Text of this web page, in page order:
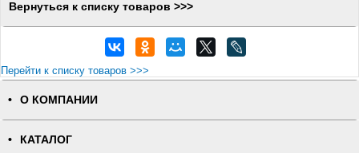
Вернуться к списку товаров >>>
Перейти к списку товаров >>>
О КОМПАНИИ
КАТАЛОГ